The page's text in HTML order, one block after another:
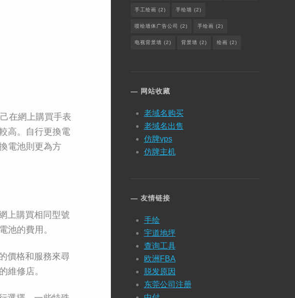
在網上購買手表
高。自行更換電
電池則更為方
上購買相同型號
池的費用。
價格和服務來尋
維修店。
手工绘画 (2) 手绘墙 (2)
喷绘墙体广告公司 (2) 手绘画 (2)
电视背景墙 (2) 背景墙 (2) 绘画 (2)
网站收藏
老域名购买
老域名出售
仿牌vps
仿牌主机
友情链接
手绘
宇道地坪
查询工具
欧洲FBA
脱发原因
东莞公司注册